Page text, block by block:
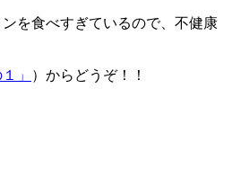
を食べすぎているので、不健康
」 ）からどうぞ！！